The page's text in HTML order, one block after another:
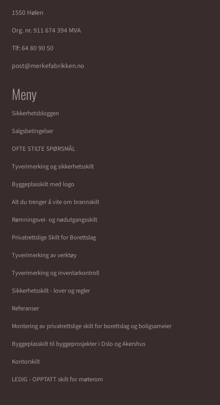
1550 Hølen
Org. nr. 911 674 394 MVA
Tlf:64 80 90 50
post@merkefabrikken.no
Meny
Sikkerhetsbloggen
Salgsbetingelser
OFTE STILTE SPØRSMÅL
Tyverimerking og sikkerhetsskilt
Byggeplasskilt med logo
Alt du trenger å vite om brannskilt
Rømningsvei- og nødutgangsskilt
Privatrettslige Skilt for Borettslag
Tyverimerking av verktøy
Tyverimerking og inventarkontroll
Sikkerhetsskilt - lover og regler
Referanser
Montering av privatrettslige skilt for borettslag og boligsameier
Byggeplasskilt til byggeprosjekter i Oslo og Akershus
Kontorskilt
LEDIG - OPPTATT skilt for møterom